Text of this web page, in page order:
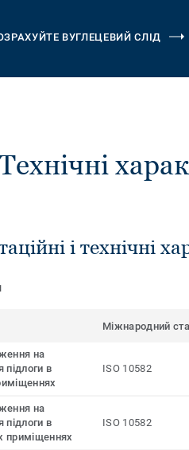
ВУГЛЕЦЕВИЙ СЛІД
і технічні
Міжнародний
на
підлоги в
ISO 10582
на
підлоги в
приміщеннях
ISO 10582